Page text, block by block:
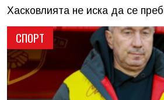
СПОРТ
Хасковлията не иска да се